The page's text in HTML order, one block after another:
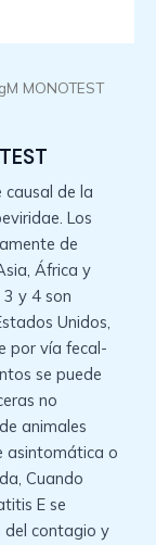
MONOTEST
causal de la
Los
de
África y
y 4 son
Unidos,
por vía fecal-
se puede
no
animales
asintomática o
Cuando
E se
del contagio y